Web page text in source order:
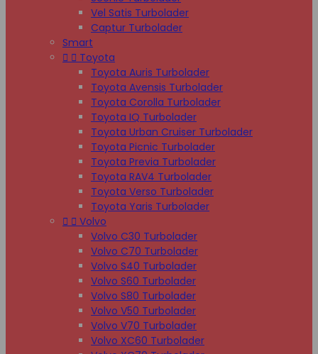
Vel Satis Turbolader
Captur Turbolader
Smart
  Toyota
Toyota Auris Turbolader
Toyota Avensis Turbolader
Toyota Corolla Turbolader
Toyota IQ Turbolader
Toyota Urban Cruiser Turbolader
Toyota Picnic Turbolader
Toyota Previa Turbolader
Toyota RAV4 Turbolader
Toyota Verso Turbolader
Toyota Yaris Turbolader
  Volvo
Volvo C30 Turbolader
Volvo C70 Turbolader
Volvo S40 Turbolader
Volvo S60 Turbolader
Volvo S80 Turbolader
Volvo V50 Turbolader
Volvo V70 Turbolader
Volvo XC60 Turbolader